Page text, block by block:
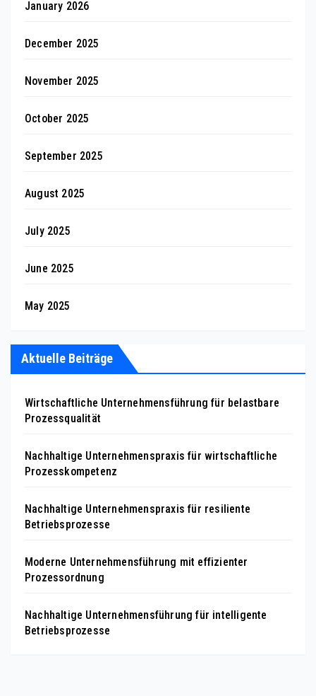
January 2026
December 2025
November 2025
October 2025
September 2025
August 2025
July 2025
June 2025
May 2025
Aktuelle Beiträge
Wirtschaftliche Unternehmensführung für belastbare
Prozessqualität
Nachhaltige Unternehmenspraxis für wirtschaftliche
Prozesskompetenz
Nachhaltige Unternehmenspraxis für resiliente
Betriebsprozesse
Moderne Unternehmensführung mit effizienter
Prozessordnung
Nachhaltige Unternehmensführung für intelligente
Betriebsprozesse